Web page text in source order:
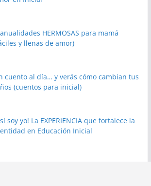
HERMOSAS para mamá
y llenas de amor)
cuento al día… y verás cómo cambian tus
(cuentos para inicial)
soy yo! La EXPERIENCIA que fortalece la
en Educación Inicial